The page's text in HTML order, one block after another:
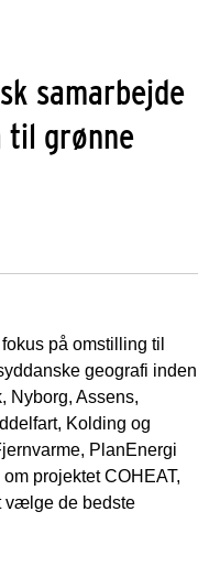
samarbejde
til grønne
på omstilling til
geografi inden
Nyborg, Assens,
Kolding og
PlanEnergi
projektet COHEAT,
vælge de bedste